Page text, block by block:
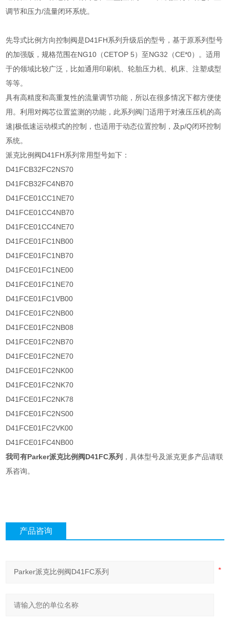
调节和压力/流量闭环系统。
先导式比例方向控制阀是D41FH系列升级后的型号，基于原系列型号
的加强版，规格范围在NG10（CETOP 5）至NG32（CE*0）。适用
于的领域比较广泛，比如通用印刷机、轮胎压力机、机床、注塑成型
等等。
具有高精度和高重复性的流量调节功能，所以在很多情况下都方便使
用。利用对阀芯位置监测的功能，此系列阀门适用于对液压压机的高
速|极低速运动模式的控制，也适用于动态位置控制，及p/Q闭环控制
系统。
派克比例阀D41FH系列常用型号如下：
D41FCB32FC2NS70
D41FCB32FC4NB70
D41FCE01CC1NE70
D41FCE01CC4NB70
D41FCE01CC4NE70
D41FCE01FC1NB00
D41FCE01FC1NB70
D41FCE01FC1NE00
D41FCE01FC1NE70
D41FCE01FC1VB00
D41FCE01FC2NB00
D41FCE01FC2NB08
D41FCE01FC2NB70
D41FCE01FC2NE70
D41FCE01FC2NK00
D41FCE01FC2NK70
D41FCE01FC2NK78
D41FCE01FC2NS00
D41FCE01FC2VK00
D41FCE01FC4NB00
我司有Parker派克比例阀D41FC系列 ，具体型号及派克更多产品请联
系咨询。
产品咨询